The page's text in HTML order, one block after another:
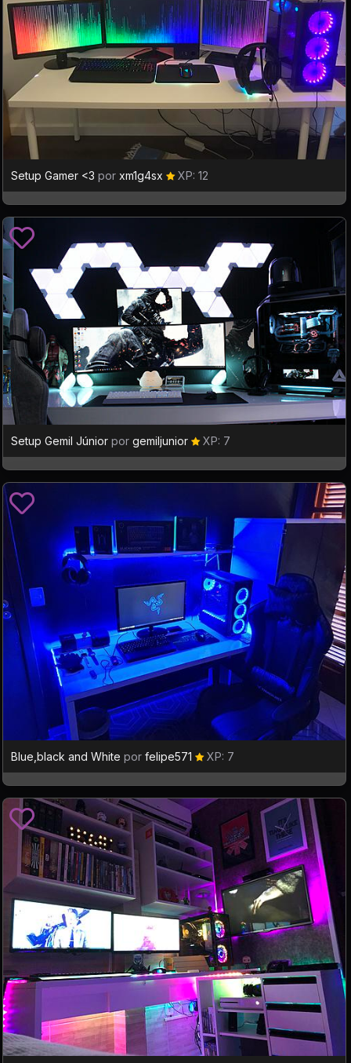
Setup Gamer <3 por xm1g4sx XP: 12
Setup Gemil Júnior por gemiljunior XP: 7
Blue,black and White por felipe571 XP: 7